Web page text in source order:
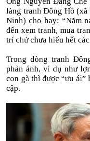
làng tranh Đông Hồ (xã
Ninh) cho hay: “Năm
đến xem tranh, mua
trí chứ chưa hiểu hết
Trong dòng tranh
phản ánh, ví dụ như
con gà thì được “ưu ái”
cập.